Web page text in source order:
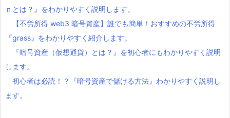
ｎとは？』をわかりやすく説明します。
【不労所得 web3 暗号資産】誰でも簡単！おすすめの不労所得
『grass』をわかりやすく紹介します。
『暗号資産（仮想通貨）とは？』を初心者にもわかりやすく説明
します。
初心者は必読！？『暗号資産で儲ける方法』わかりやすく説明し
ます。